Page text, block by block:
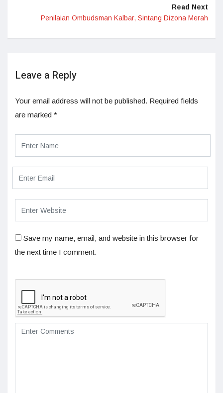
Read Next
Penilaian Ombudsman Kalbar, Sintang Dizona Merah
Leave a Reply
Your email address will not be published. Required fields
are marked *
Save my name, email, and website in this browser for
the next time I comment.